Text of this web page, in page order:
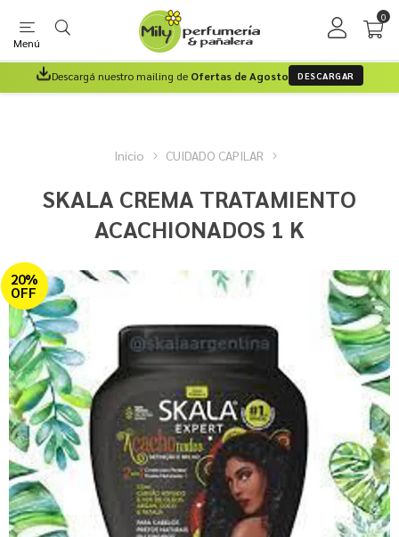
Menú
0
Descargá nuestro mailing de Ofertas de Agosto DESCARGAR
Inicio CUIDADO CAPILAR
SKALA CREMA TRATAMIENTO
ACACHIONADOS 1 K
20%
OFF